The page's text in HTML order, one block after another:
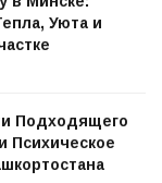
Уюта и
Подходящего
Психическое